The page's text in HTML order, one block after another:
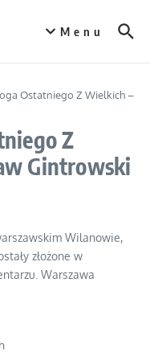
Menu
Ostatniego Z Wielkich –
Z
Gintrowski
Wilanowie,
złożone w
Warszawa